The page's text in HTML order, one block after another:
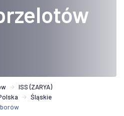
ISS (ZARYA)
Śląskie